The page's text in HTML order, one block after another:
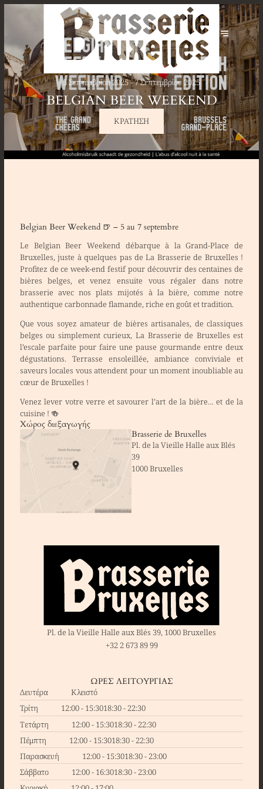
5 Σεπτεμβρίου 2025 - 7 Σεπτεμβρίου 2025
BELGIAN BEER WEEKEND
ΚΡΆΤΗΣΗ
Belgian Beer Weekend 🍺 – 5 au 7 septembre
Le Belgian Beer Weekenddébarque à laGrand-Place de
Bruxelles, juste à quelques pas de La Brasserie de Bruxelles !
Profitez de ce week-end festif pour découvrir des centaines de
bières belges, et venez ensuite vous régaler dans notre
brasserie avec nosplats mijotés à la bière, comme notre
authentique carbonnade flamande, riche en goût et tradition.
Que vous soyez amateur de bières artisanales, declassiques
belges ou simplement curieux, La Brasserie de Bruxelles est
l’escale parfaite pour faire unepause gourmande entre deux
dégustations. Terrasse ensoleillée, ambiance conviviale et
saveurs locales vous attendent pour un moment inoubliable au
cœur de Bruxelles !
Venez lever votre verre et savourer l’art de la bière… et de la
cuisine ! 🍻
Χώρος διεξαγωγής
Brasserie de Bruxelles
Pl. de la Vieille Halle aux Blés
39
1000 Bruxelles
Pl. de la Vieille Halle aux Blés 39, 1000 Bruxelles
+32 2 673 89 99
ΏΡΕΣ ΛΕΙΤΟΥΡΓΊΑΣ
Δευτέρα
Κλειστό
Τρίτη
12:00 - 15:3018:30 - 22:30
Τετάρτη
12:00 - 15:3018:30 - 22:30
Πέμπτη
12:00 - 15:3018:30 - 22:30
Παρασκευή
12:00 - 15:3018:30 - 23:00
Σάββατο
12:00 - 16:3018:30 - 23:00